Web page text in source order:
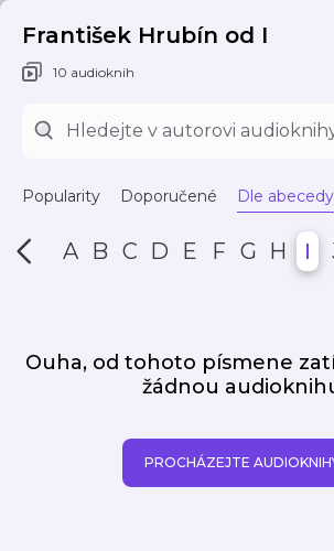
František Hrubín od I
10 audioknih
Popularity Doporučené Dle abecedy
A B C D E F G H I
Ouha, od tohoto písmene
žádnou
PROCHÁZEJTE